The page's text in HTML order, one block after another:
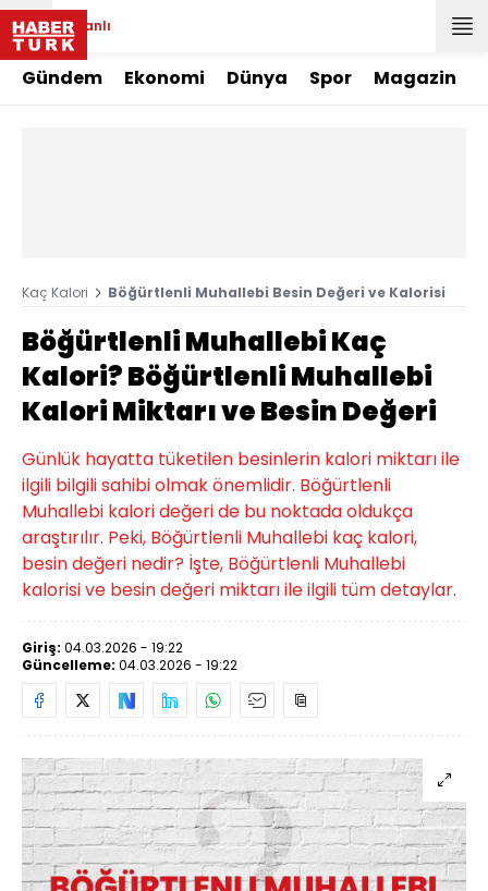
Canlı
Gündem Ekonomi Dünya Spor Magazin
Kaç Kalori Böğürtlenli Muhallebi Besin Değeri ve Kalorisi
Böğürtlenli Muhallebi Kaç
Kalori? Böğürtlenli Muhallebi
Kalori Miktarı ve Besin Değeri
Günlük hayatta tüketilen besinlerin kalori miktarı ile
ilgili bilgili sahibi olmak önemlidir. Böğürtlenli
Muhallebi kalori değeri de bu noktada oldukça
araştırılır. Peki, Böğürtlenli Muhallebi kaç kalori,
besin değeri nedir? İşte, Böğürtlenli Muhallebi
kalorisi ve besin değeri miktarı ile ilgili tüm detaylar.
Giriş: 04.03.2026 - 19:22
Güncelleme: 04.03.2026 - 19:22